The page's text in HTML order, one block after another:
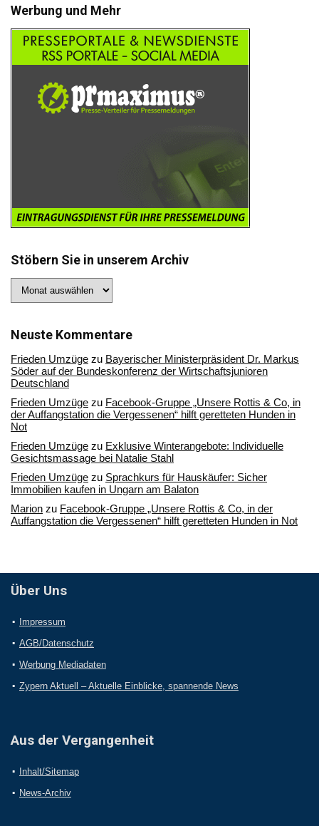
Werbung und Mehr
Stöbern Sie in unserem Archiv
Sie
Archiv
Neuste Kommentare
Frieden Umzüge zu Bayerischer Ministerpräsident Dr. Markus
Söder auf der Bundeskonferenz der Wirtschaftsjunioren
Deutschland
Frieden Umzüge zu Facebook-Gruppe „Unsere Rottis & Co, in
der Auffangstation die Vergessenen“ hilft geretteten Hunden in
Not
Frieden Umzüge zu Exklusive Winterangebote: Individuelle
Gesichtsmassage bei Natalie Stahl
Frieden Umzüge zu Sprachkurs für Hauskäufer: Sicher
Immobilien kaufen in Ungarn am Balaton
Marion zu Facebook-Gruppe „Unsere Rottis & Co, in der
Auffangstation die Vergessenen“ hilft geretteten Hunden in Not
Über Uns
Impressum
AGB/Datenschutz
Werbung Mediadaten
Zypern Aktuell – Aktuelle Einblicke, spannende News
Aus der Vergangenheit
Inhalt/Sitemap
News-Archiv